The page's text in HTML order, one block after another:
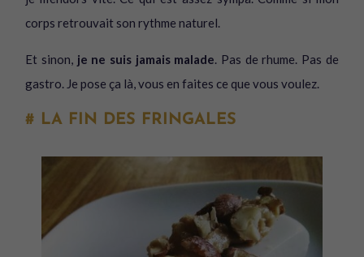
corps retrouvait son rythme naturel.
Et sinon, je ne suis jamais malade. Pas de rhume. Pas de
gastro. Je pose ça là, vous en faites ce que vous voulez.
# LA FIN DES FRINGALES